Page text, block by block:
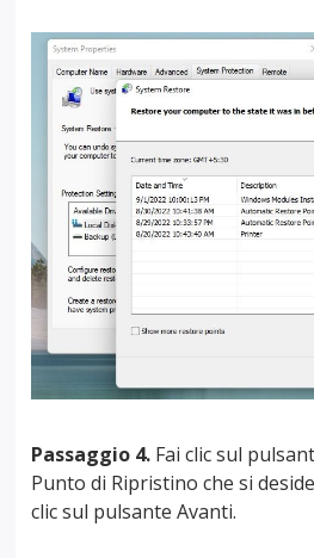
Passaggio 4. Fai clic sul
Punto di Ripristino che si
clic sul pulsante Avanti.